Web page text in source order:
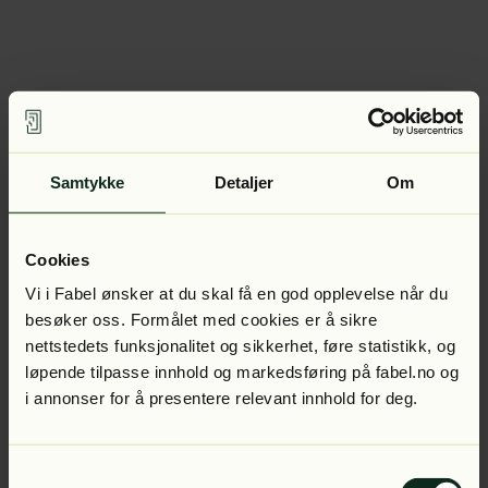
Samtykke Detaljer Om
Cookies
Vi i Fabel ønsker at du skal få en god opplevelse når du
besøker oss. Formålet med cookies er å sikre
nettstedets funksjonalitet og sikkerhet, føre statistikk, og
løpende tilpasse innhold og markedsføring på fabel.no og
i annonser for å presentere relevant innhold for deg.